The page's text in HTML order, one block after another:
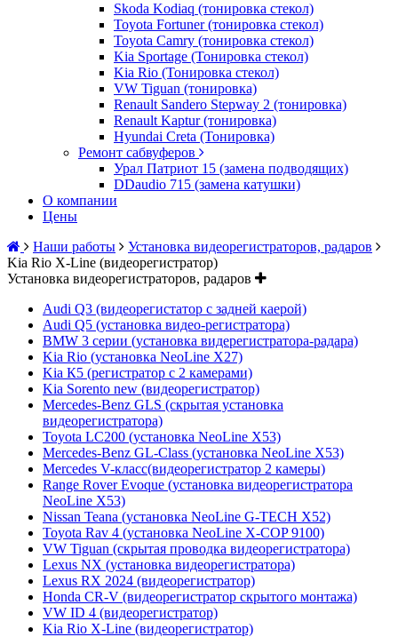
Skoda Kodiaq (тонировка стекол)
Toyota Fortuner (тонировка стекол)
Toyota Camry (тонировка стекол)
Kia Sportage (Тонировка стекол)
Kia Rio (Тонировка стекол)
VW Tiguan (тонировка)
Renault Sandero Stepway 2 (тонировка)
Renault Kaptur (тонировка)
Hyundai Creta (Тонировка)
Ремонт сабвуферов
Урал Патриот 15 (замена подводящих)
DDaudio 715 (замена катушки)
О компании
Цены
Наши работы
Установка видеорегистраторов, радаров
Kia Rio X-Line (видеорегистратор)
Установка видеорегистраторов, радаров
Audi Q3 (видеорегистатор с задней каерой)
Audi Q5 (установка видео-регистратора)
BMW 3 серии (установка видерегистратора-радара)
Kia Rio (установка NeoLine X27)
Kia К5 (регистратор с 2 камерами)
Kia Sorento new (видеорегистратор)
Mercedes-Benz GLS (скрытая установка
видеорегистратора)
Toyota LC200 (установка NeoLine X53)
Mercedes-Benz GL-Class (установка NeoLine X53)
Mercedes V-класс(видеорегистратор 2 камеры)
Range Rover Evoque (установка видеорегистратора
NeoLine X53)
Nissan Teana (установка NeoLine G-TECH X52)
Toyota Rav 4 (установка NeoLine X-COP 9100)
VW Tiguan (скрытая проводка видеорегистратора)
Lexus NX (установка видеорегистратора)
Lexus RX 2024 (видеорегистратор)
Honda CR-V (видеорегистратор скрытого монтажа)
VW ID 4 (видеорегистратор)
Kia Rio X-Line (видеорегистратор)